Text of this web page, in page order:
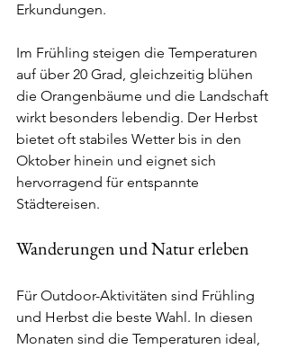
Erkundungen.
Im Frühling steigen die Temperaturen
auf über 20 Grad, gleichzeitig blühen
die Orangenbäume und die Landschaft
wirkt besonders lebendig. Der Herbst
bietet oft stabiles Wetter bis in den
Oktober hinein und eignet sich
hervorragend für entspannte
Städtereisen.
Wanderungen und Natur erleben
Für Outdoor-Aktivitäten sind Frühling
und Herbst die beste Wahl. In diesen
Monaten sind die Temperaturen ideal,